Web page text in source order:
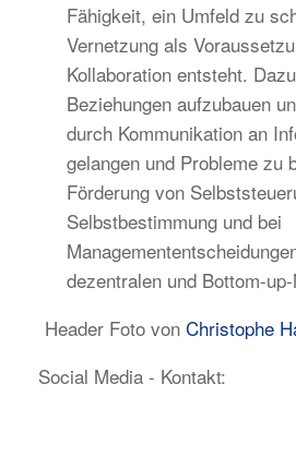
Fähigkeit, ein Umfeld zu
Vernetzung als
Kollaboration entsteht.
Beziehungen aufzubauen
durch Kommunikation an
gelangen und Probleme zu
Förderung von
Selbstbestimmung und bei
dezentralen und Bottom-
Header Foto von Christophe
Social Media - Kontakt: